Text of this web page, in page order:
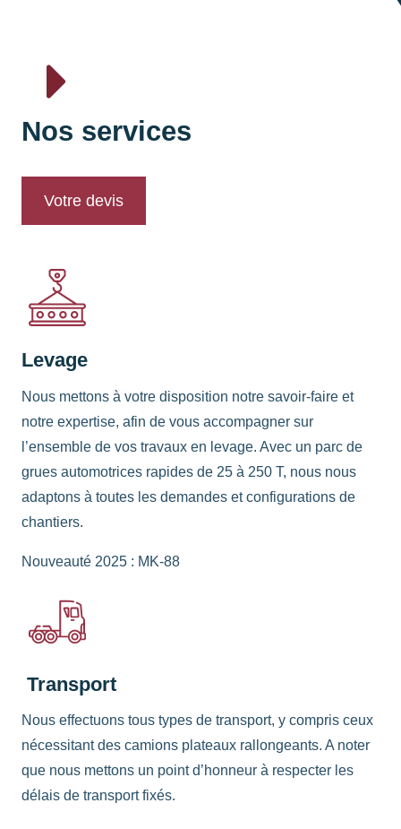
Nos services
Votre devis
Levage
Nous mettons à votre disposition notre savoir-faire et
notre expertise, afin de vous accompagner sur
l’ensemble de vos travaux en levage. Avec un parc de
grues automotrices rapides de 25 à 250 T, nous nous
adaptons à toutes les demandes et configurations de
chantiers.
Nouveauté 2025 : MK-88
Transport
Nous effectuons tous types de transport, y compris ceux
nécessitant des camions plateaux rallongeants. A noter
que nous mettons un point d’honneur à respecter les
délais de transport fixés.